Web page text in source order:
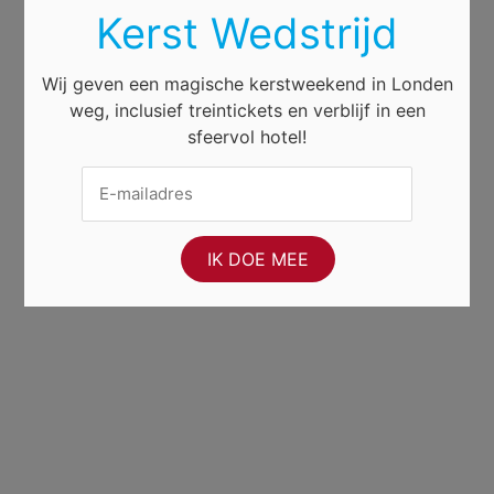
Kerst Wedstrijd
Wij geven een magische kerstweekend in Londen
weg, inclusief treintickets en verblijf in een
sfeervol hotel!